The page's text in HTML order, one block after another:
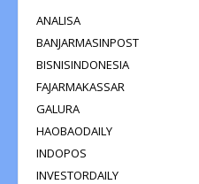
ANALISA
BANJARMASINPOST
BISNISINDONESIA
FAJARMAKASSAR
GALURA
HAOBAODAILY
INDOPOS
INVESTORDAILY